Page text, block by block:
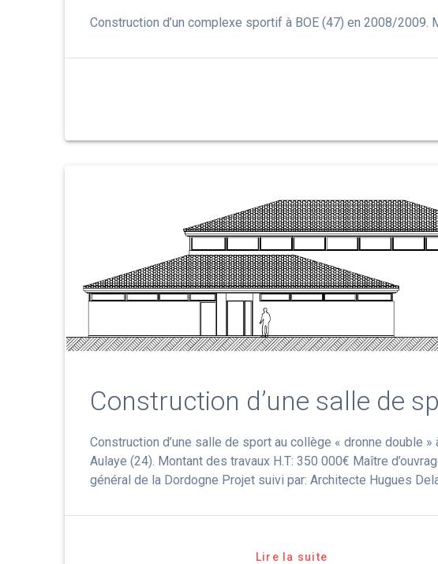
Construction d’un complexe sportif à BOE (47) en 2008/2009.
Construction d’une salle de
Construction d’une salle de sport au collège « dronne double »
Aulaye (24). Montant des travaux H.T: 350 000€ Maître
général de la Dordogne Projet suivi par: Architecte Hugues
Lire la suite